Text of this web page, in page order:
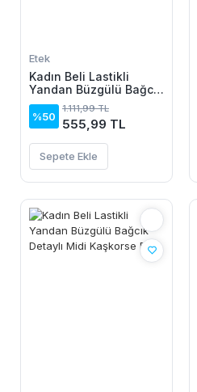
Etek
Kadın Beli Lastikli
Yandan Büzgülü Bağcık
Detaylı Midi Kaşkorse
Etek
%50
1.111,99 TL
555,99 TL
Sepete Ekle